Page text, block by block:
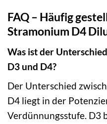
FAQ – Häufig
Stramonium D4
Was ist der
D3 und D4?
Der Unterschied
D4 liegt in der
Verdünnungsstufe. D3